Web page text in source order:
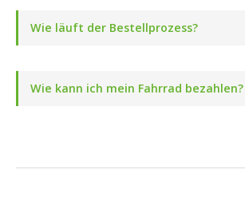
Wie läuft der Bestellprozess?
Wie kann ich mein Fahrrad bezahlen?